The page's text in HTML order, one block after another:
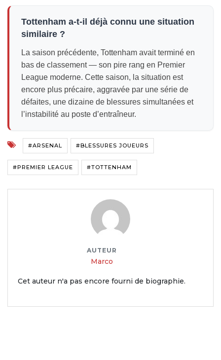
Tottenham a-t-il déjà connu une situation
similaire ?
La saison précédente, Tottenham avait terminé en
bas de classement — son pire rang en Premier
League moderne. Cette saison, la situation est
encore plus précaire, aggravée par une série de
défaites, une dizaine de blessures simultanées et
l’instabilité au poste d’entraîneur.
#ARSENAL #BLESSURES JOUEURS
#PREMIER LEAGUE #TOTTENHAM
AUTEUR
Marco
Cet auteur n'a pas encore fourni de biographie.